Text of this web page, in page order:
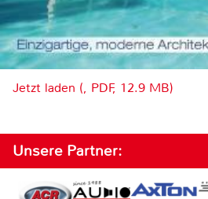
Jetzt laden (, PDF, 12.9 MB)
Unsere Partner: